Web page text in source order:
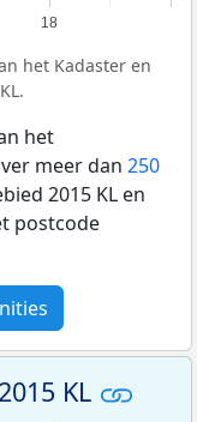
18
het Kadaster en
het
meer dan 250
2015 KL en
postcode
KL